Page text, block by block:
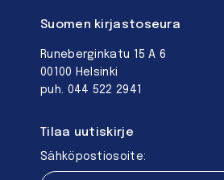
Suomen kirjastoseura
Runeberginkatu 15 A 6
00100 Helsinki
puh. 044 522 2941
Tilaa uutiskirje
Sähköpostiosoite: